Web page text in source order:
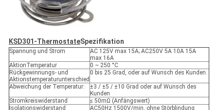
KSD301-ThermostateSpezifikation
Spannung und Strom
AC 125V max 15A; AC250V 5A 10A 15A
max 16A
AktionTemperatur
0 ~ 250 °C
Rückgewinnungs- und
Aktionstemperaturunterschied
0 bis 25 Grad, oder auf Wunsch des Kunden.
Abweichung der Temperatur:
±3 / ±5 / ±10 Grad oder auf Wunsch des
Kunden
Stromkreiswiderstand
≤ 50mΩ (Anfängswert)
Isolationswiderstand
AC50Hz 1500V/min, ohne Störblindung